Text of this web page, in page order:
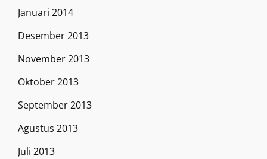
Januari 2014
Desember 2013
November 2013
Oktober 2013
September 2013
Agustus 2013
Juli 2013